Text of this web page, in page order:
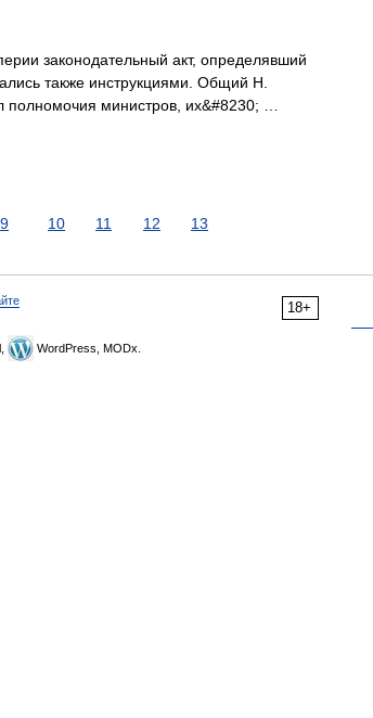
законодательный акт, определявший
также инструкциями. Общий Н.
полномочия министров, их&#8230; …
9 10 11 12 13
18+
WordPress, MODx.